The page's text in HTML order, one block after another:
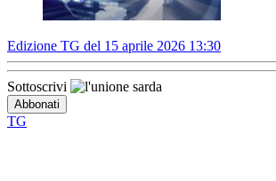
Edizione TG del 15 aprile 2026 13:30
Sottoscrivi
TG